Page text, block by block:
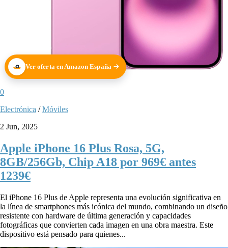
Ver oferta en Amazon España
0
Electrónica /Móviles
2 Jun, 2025
Apple iPhone 16 Plus Rosa, 5G,
8GB/256Gb, Chip A18 por 969€ antes
1239€
El iPhone 16 Plus de Apple representa una evolución significativa en
la línea de smartphones más icónica del mundo, combinando un diseño
resistente con hardware de última generación y capacidades
fotográficas que convierten cada imagen en una obra maestra. Este
dispositivo está pensado para quienes...